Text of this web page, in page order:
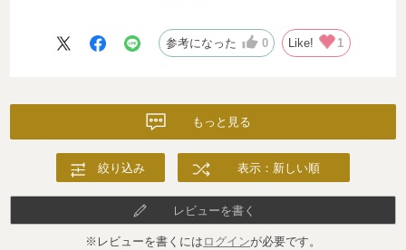
参考になった 0 Like! 1
もっと見る
絞り込み 表示：新しい順
レビューを書く
※レビューを書くには ログインが必要です。